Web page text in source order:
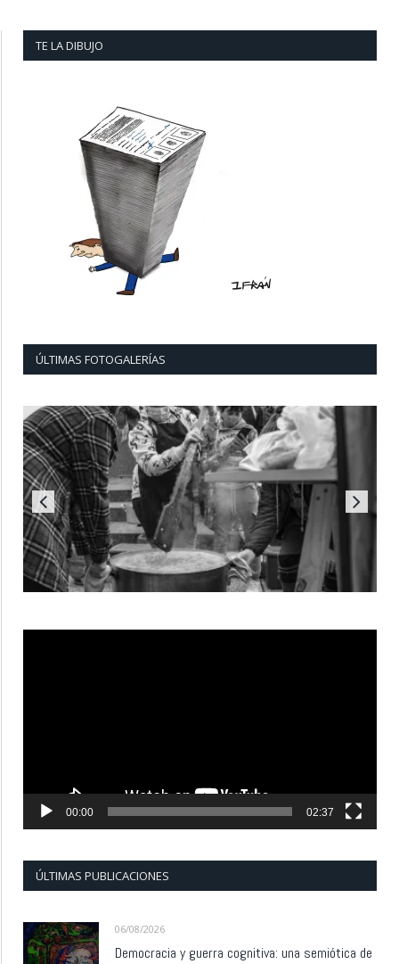
TE LA DIBUJO
ÚLTIMAS FOTOGALERÍAS
00:00 02:37
ÚLTIMAS PUBLICACIONES
06/08/2026
Democracia y guerra cognitiva: una semiótica de